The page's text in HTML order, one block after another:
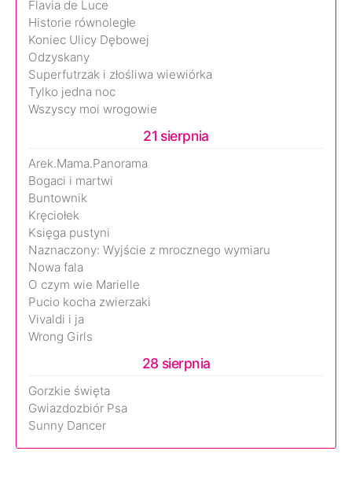
Flavia de Luce
Historie równoległe
Koniec Ulicy Dębowej
Odzyskany
Superfutrzak i złośliwa wiewiórka
Tylko jedna noc
Wszyscy moi wrogowie
21 sierpnia
Arek.Mama.Panorama
Bogaci i martwi
Buntownik
Kręciołek
Księga pustyni
Naznaczony: Wyjście z mrocznego wymiaru
Nowa fala
O czym wie Marielle
Pucio kocha zwierzaki
Vivaldi i ja
Wrong Girls
28 sierpnia
Gorzkie święta
Gwiazdozbiór Psa
Sunny Dancer